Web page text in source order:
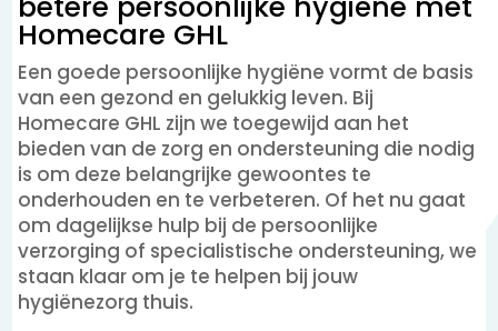
Homecare GHL
Een goede persoonlijke hygiëne vormt de basis
van een gezond en gelukkig leven. Bij
Homecare GHL zijn we toegewijd aan het
bieden van de zorg en ondersteuning die nodig
is om deze belangrijke gewoontes te
onderhouden en te verbeteren. Of het nu gaat
om dagelijkse hulp bij de persoonlijke
verzorging of specialistische ondersteuning, we
staan klaar om je te helpen bij jouw
hygiënezorg thuis.